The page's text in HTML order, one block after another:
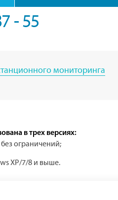
- 55
мониторинга
в трех версиях:
ограничений;
XP/7/8 и выше.